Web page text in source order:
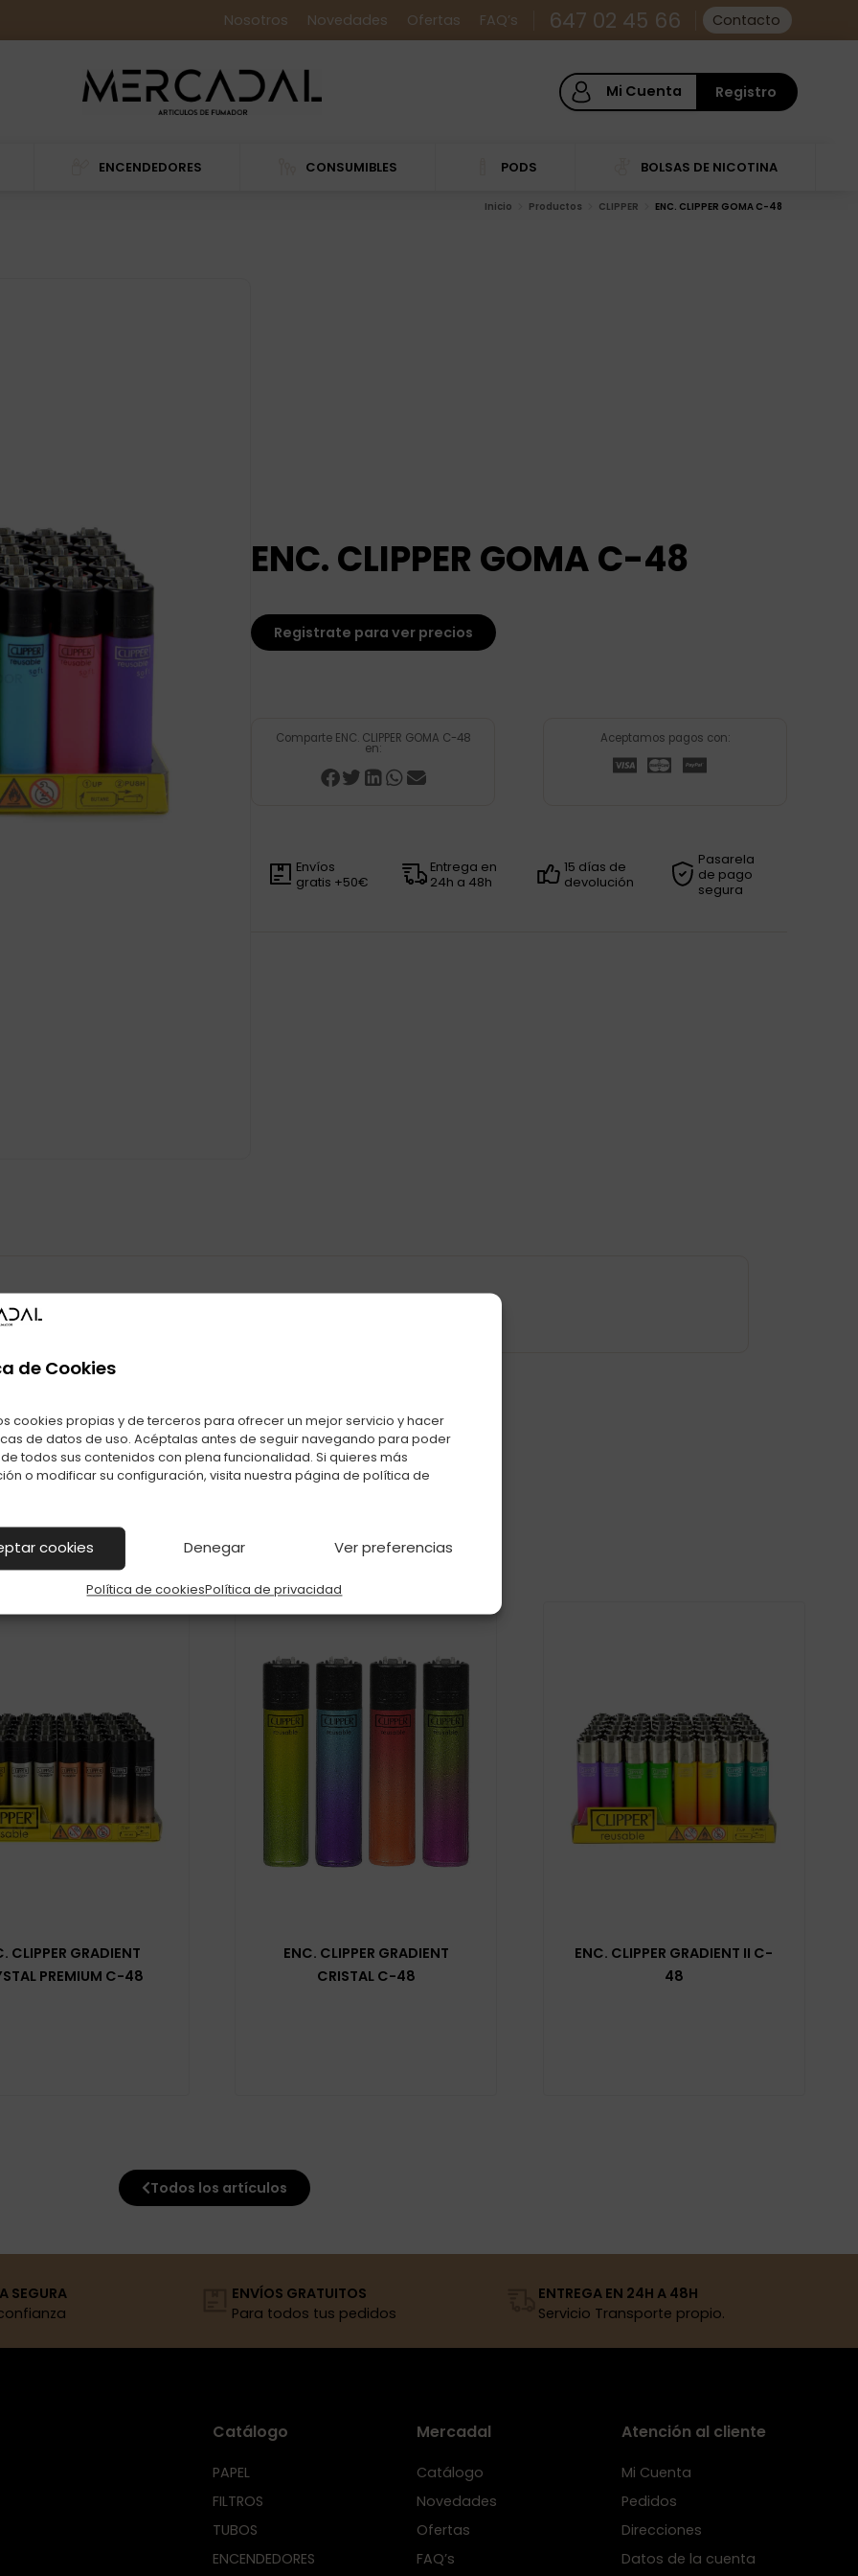
de Cookies
cookies propias y de terceros para ofrecer un mejor servicio y hacer
de datos de uso. Acéptalas antes de seguir navegando para poder
todos sus contenidos con plena funcionalidad. Si quieres más
o modificar su configuración, visita nuestra página de política de
cookies Denegar Ver preferencias
Política de cookiesPolítica de privacidad
Nosotros Novedades Ofertas FAQ’s 647 02 45 66 Contacto
Mi Cuenta Registro
ENCENDEDORES CONSUMIBLES PODS BOLSAS DE NICOTINA
Inicio Productos CLIPPER ENC. CLIPPER GOMA C-48
ENC. CLIPPER GOMA C-48
Registrate para ver precios
Comparte ENC. CLIPPER GOMA C-48
en:
Aceptamos pagos con:
Envíos
gratis +50€
Entrega en
24h a 48h
15 días de
devolución
Pasarela
de pago
segura
También te puede interesar
CLIPPER GRADIENT
PREMIUM C-48
ENC. CLIPPER GRADIENT
CRISTAL C-48
ENC. CLIPPER GRADIENT II C-
48
Todos los artículos
SEGURA
ENVÍOS GRATUITOS
Para todos tus pedidos
ENTREGA EN 24H A 48H
Servicio Transporte propio.
Catálogo
PAPEL
FILTROS
TUBOS
ENCENDEDORES
Mercadal
Catálogo
Novedades
Ofertas
FAQ’s
Atención al cliente
Mi Cuenta
Pedidos
Direcciones
Datos de la cuenta